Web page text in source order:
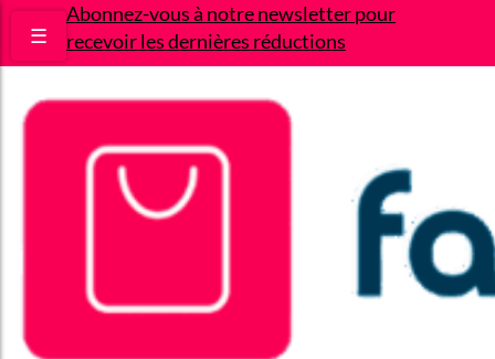
Abonnez-vous à notre newsletter pour
recevoir les dernières réductions
☰